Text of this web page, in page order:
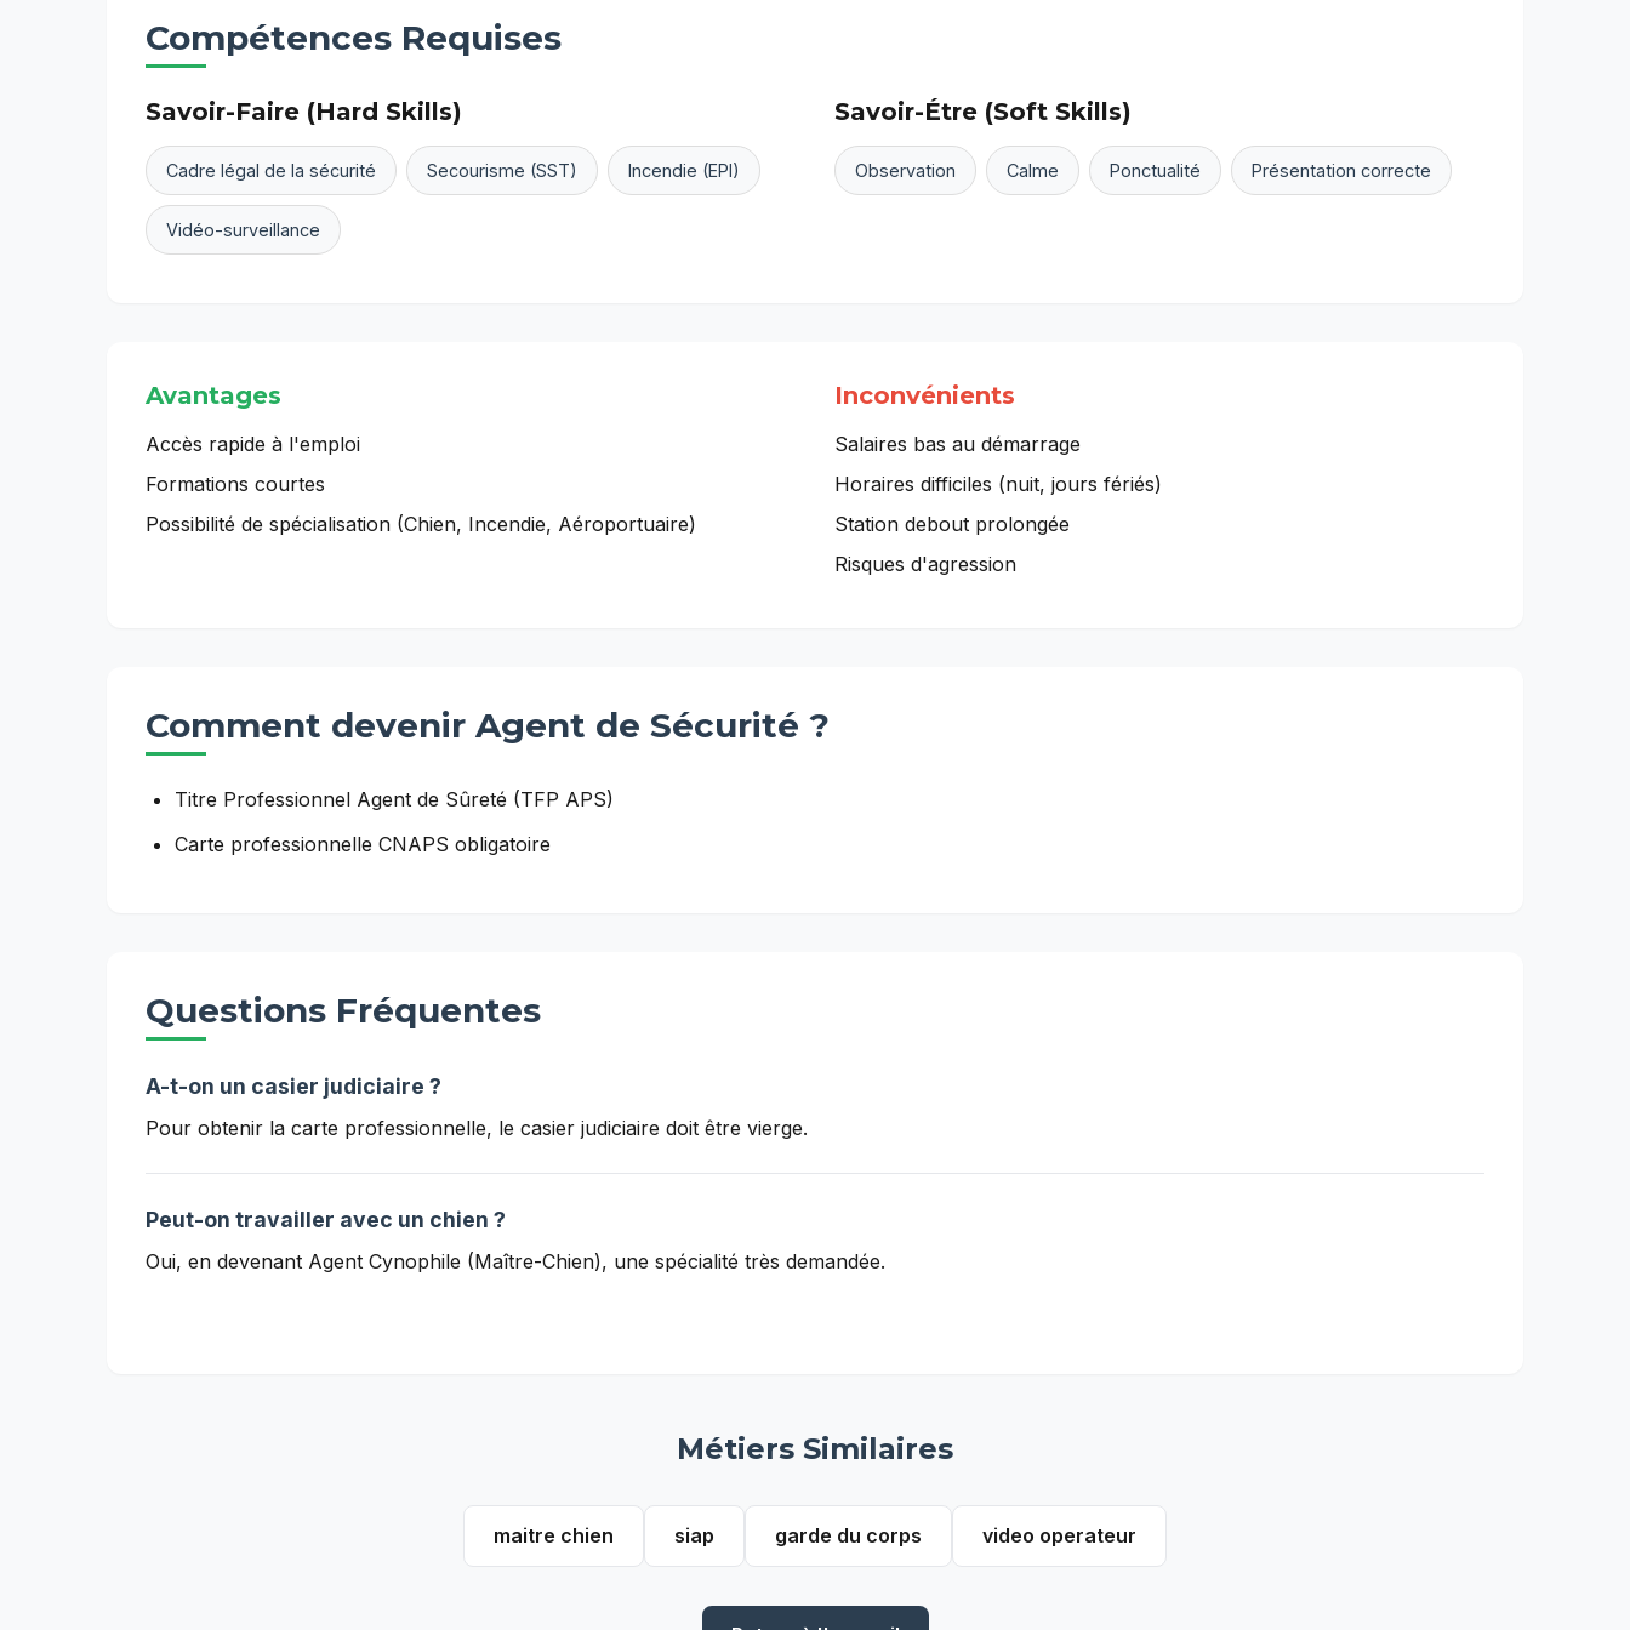
Compétences Requises
Savoir-Faire (Hard Skills)
Cadre légal de la sécurité Secourisme (SST) Incendie (EPI)
Vidéo-surveillance
Savoir-Étre (Soft Skills)
Observation Calme Ponctualité Présentation correcte
Avantages
Accès rapide à l'emploi
Formations courtes
Possibilité de spécialisation (Chien, Incendie, Aéroportuaire)
Inconvénients
Salaires bas au démarrage
Horaires difficiles (nuit, jours fériés)
Station debout prolongée
Risques d'agression
Comment devenir Agent de Sécurité ?
Titre Professionnel Agent de Sûreté (TFP APS)
Carte professionnelle CNAPS obligatoire
Questions Fréquentes
A-t-on un casier judiciaire ?
Pour obtenir la carte professionnelle, le casier judiciaire doit être vierge.
Peut-on travailler avec un chien ?
Oui, en devenant Agent Cynophile (Maître-Chien), une spécialité très demandée.
Métiers Similaires
maitre chien siap garde du corps video operateur